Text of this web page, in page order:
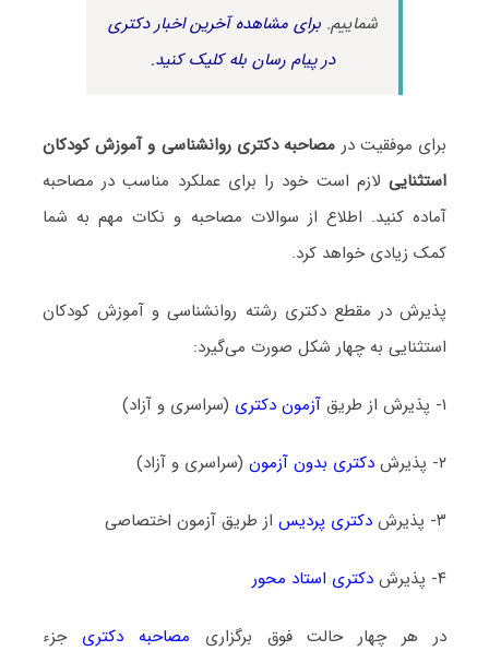
شماییم.برای مشاهده آخرین اخبار دکتری
در پیام رسان بله کلیک کنید.
برای موفقیت در مصاحبه دکتری روانشناسی و آموزش کودکان
استثناییلازم است خود را برای عملکرد مناسب در مصاحبه
آماده کنید. اطلاع از سوالات مصاحبه و نکات مهم به شما
کمک زیادی خواهد کرد.
پذیرش در مقطع دکتری رشته روانشناسی و آموزش کودکان
استثنایی به چهار شکل صورت می‌گیرد:
۱- پذیرش از طریق آزمون دکتری (سراسری و آزاد)
۲- پذیرش دکتری بدون آزمون(سراسری و آزاد)
۳- پذیرش دکتری پردیساز طریق آزمون اختصاصی
۴- پذیرش دکتری استاد محور
در هر چهار حالت فوق برگزاری مصاحبه دکتری جزء